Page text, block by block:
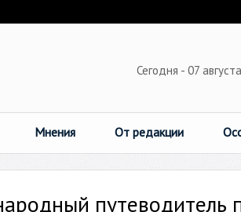
Сегодня - 07
Мнения От редакции
путеводитель